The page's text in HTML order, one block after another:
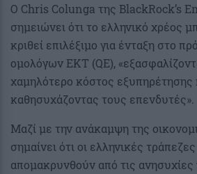
Ο Chris Colunga της BlackRock’s
σημειώνει ότι το ελληνικό χρέος
κριθεί επιλέξιμο για ένταξη στο
ομολόγων ΕΚΤ (QE),
χαμηλότερο κόστος εξυπηρέτησης
καθησυχάζοντας τους επενδυτές».
Μαζί με την ανάκαμψη της
σημαίνει ότι οι ελληνικές
απομακρυνθούν από τις ανησυχίες